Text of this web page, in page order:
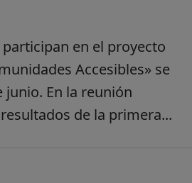
en el proyecto
Accesibles» se
junio. En la reunión
de la primera...